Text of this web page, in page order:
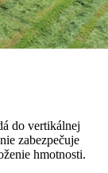
do vertikálnej
zabezpečuje
hmotnosti.